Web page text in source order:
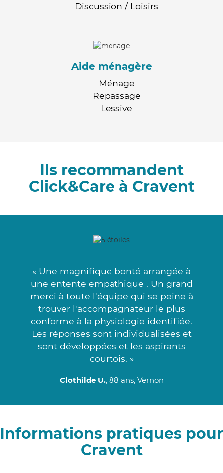
Discussion / Loisirs
Aide ménagère
Ménage
Repassage
Lessive
Ils recommandent
Click&Care à Cravent
« Une magnifique bonté arrangée à
une entente empathique . Un grand
merci à toute l'équipe qui se peine à
trouver l'accompagnateur le plus
conforme à la physiologie identifiée.
Les réponses sont individualisées et
sont développées et les aspirants
courtois. »
Clothilde U., 88 ans, Vernon
Informations pratiques pour
Cravent